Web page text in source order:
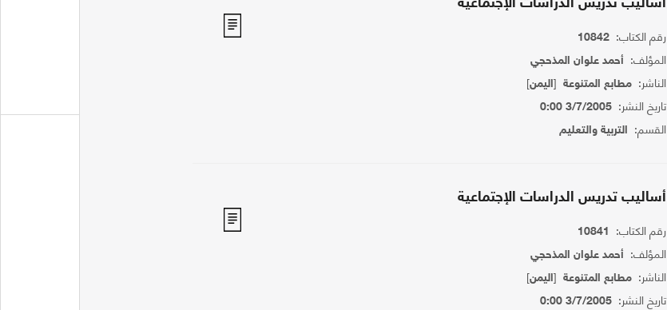
أساليب تدريس الدراسات الإجتماعية
رقم الكتاب: 10842
المؤلف: أحمد علوان المذحجي
الناشر: مطابع المتنوعة[اليمن]
تاريخ النشر: 3/7/2005 0:00
القسم: التربية والتعليم
أساليب تدريس الدراسات الإجتماعية
رقم الكتاب: 10841
المؤلف: أحمد علوان المذحجي
الناشر: مطابع المتنوعة[اليمن]
تاريخ النشر: 3/7/2005 0:00